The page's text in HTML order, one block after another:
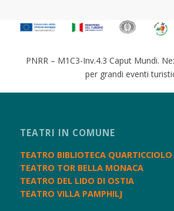
PNRR – M1C3-Inv.4.3 Caput Mundi.
per grandi eventi
TEATRI IN COMUNE
TEATRO BIBLIOTECA QUARTICCIOLO
TEATRO TOR BELLA MONACA
TEATRO DEL LIDO DI OSTIA
TEATRO VILLA PAMPHILJ